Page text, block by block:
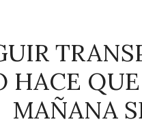
HACE
MAÑANA